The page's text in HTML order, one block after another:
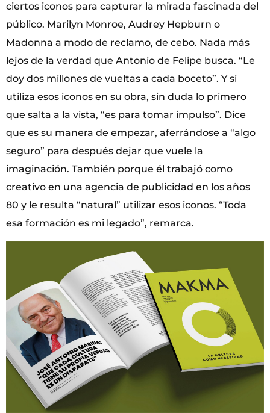
ciertos iconos para capturar la mirada fascinada del
público. Marilyn Monroe, Audrey Hepburn o
Madonna a modo de reclamo, de cebo. Nada más
lejos de la verdad que Antonio de Felipe busca. “Le
doy dos millones de vueltas a cada boceto”. Y si
utiliza esos iconos en su obra, sin duda lo primero
que salta a la vista, “es para tomar impulso”. Dice
que es su manera de empezar, aferrándose a “algo
seguro” para después dejar que vuele la
imaginación. También porque él trabajó como
creativo en una agencia de publicidad en los años
80 y le resulta “natural” utilizar esos iconos. “Toda
esa formación es mi legado”, remarca.